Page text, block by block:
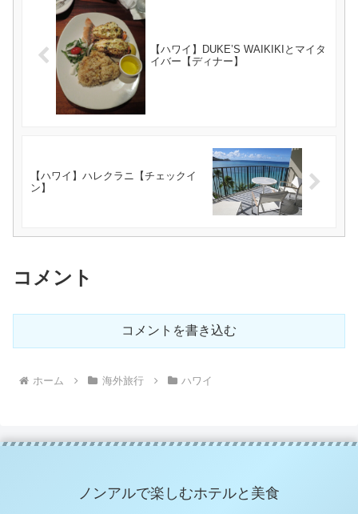
【ハワイ】DUKE’S WAIKIKIとマイタ
イバー【ディナー】
【ハワイ】ハレクラニ【チェックイ
ン】
コメント
コメントを書き込む
ホーム 海外旅行 ハワイ
ノンアルで楽しむホテルと美食